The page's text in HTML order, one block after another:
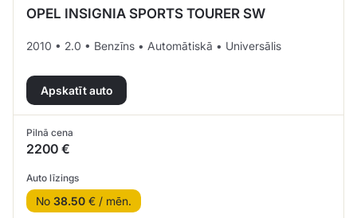
OPEL INSIGNIA SPORTS TOURER SW
2010 • 2.0 • Benzīns • Automātiskā • Universālis
Apskatīt auto
Pilnā cena
2200 €
Auto līzings
No 38.50 € / mēn.